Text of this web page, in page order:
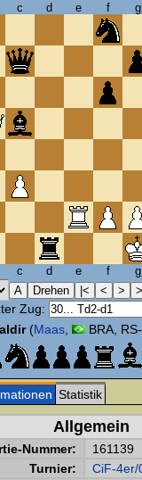
c d e f
g
c d e f g
Zug:
(Maas, BRA,
Statistik
Allgemein
Nummer:
161139
Turnier:
CiF-4er/